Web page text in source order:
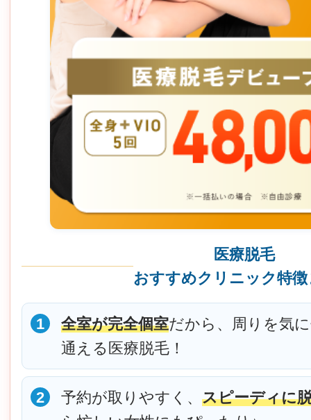
医療脱毛
おすすめクリニック特
1 全室が完全個室だから、周りを気
通える医療脱毛！
2 予約が取りやすく、 スピーディに